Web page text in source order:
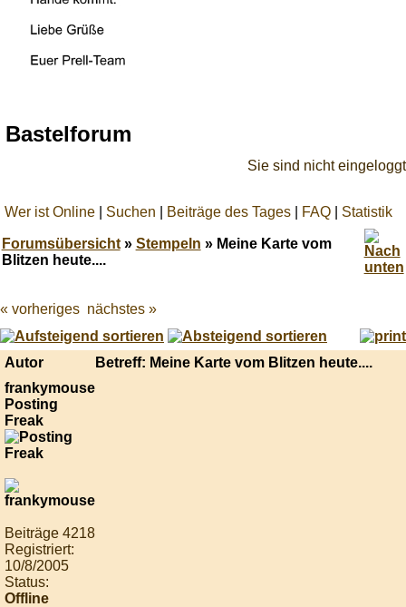
Bastelforum
Sie sind nicht eingeloggt
Wer ist Online Suchen Beiträge des Tages FAQ Statistik
Forumsübersicht» Stempeln » Meine Karte vom
Blitzen heute....
Best
online
live
casino
« vorheriges nächstes »
Autor
Betreff: Meine Karte vom Blitzen heute....
frankymouse
Posting
Freak
Beiträge 4218
Registriert:
10/8/2005
Status:
Offline